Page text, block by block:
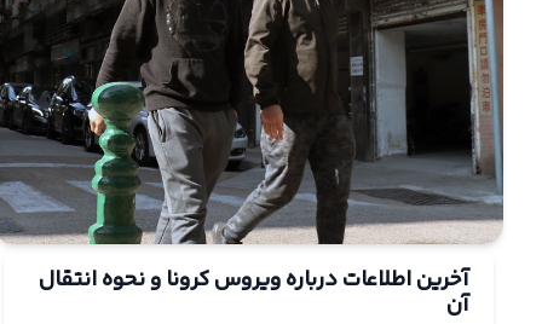
آخرین اطلاعات درباره ویروس کرونا و نحوه انتقال
آن